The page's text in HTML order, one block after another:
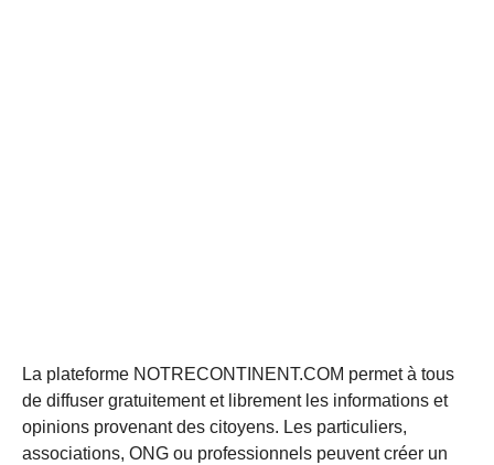
La plateforme NOTRECONTINENT.COM permet à tous
de diffuser gratuitement et librement les informations et
opinions provenant des citoyens. Les particuliers,
associations, ONG ou professionnels peuvent créer un